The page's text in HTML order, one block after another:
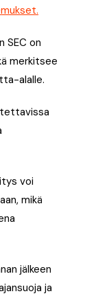
SEC on
merkitsee
alalle.
voi
mikä
jälkeen
ja